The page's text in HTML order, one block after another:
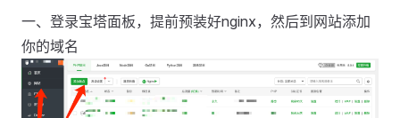
一、登录宝塔面板，提前预装好nginx，然后到网站添加
你的域名